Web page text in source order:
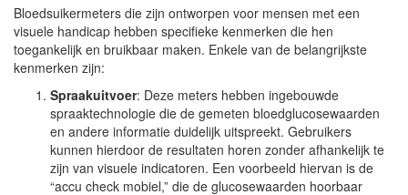
Bloedsuikermeters die zijn ontworpen voor mensen met een
visuele handicap hebben specifieke kenmerken die hen
toegankelijk en bruikbaar maken. Enkele van de belangrijkste
kenmerken zijn:
Spraakuitvoer: Deze meters hebben ingebouwde
spraaktechnologie die de gemeten bloedglucosewaarden
en andere informatie duidelijk uitspreekt. Gebruikers
kunnen hierdoor de resultaten horen zonder afhankelijk te
zijn van visuele indicatoren. Een voorbeeld hiervan is de
“accu check mobiel,” die de glucosewaarden hoorbaar